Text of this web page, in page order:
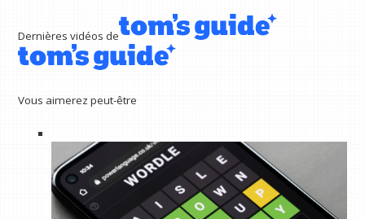
Dernières vidéos de
Vous aimerez peut-être